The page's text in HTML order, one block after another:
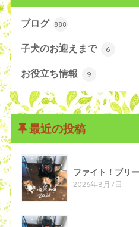
ブログ 888
子犬のお迎えまで 6
お役立ち情報 9
最近の投稿
ファイト！ブリ
2026年8月7日